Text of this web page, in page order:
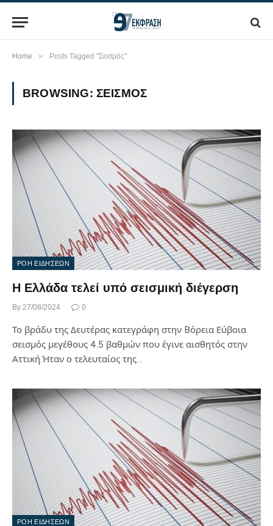
Home » Posts Tagged "Σεισμός"
BROWSING: ΣΕΙΣΜΌΣ
ΡΟΗ ΕΙΔΗΣΕΩΝ
H Eλλάδα τελεί υπό σεισμική διέγερση
By 27/08/2024 0
Το βράδυ της Δευτέρας κατεγράφη στην Bόρεια Εύβοια
σεισμός μεγέθους 4.5 βαθμών που έγινε αισθητός στην
Αττική.Ήταν ο τελευταίος της…
ΡΟΗ ΕΙΔΗΣΕΩΝ